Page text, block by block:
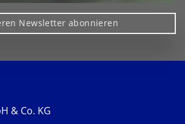
Newsletter abonnieren
& Co. KG